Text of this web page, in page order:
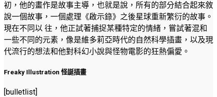
初，他的畫作是故事主導，也就是說，所有的部分結合起來敘
說一個故事，一個處理《啟示錄》之後星球重新繁衍的故事。
現在不同以 往，他正試著捕捉某種特定的情緒，嘗試著混和
一些不同的元素，像是維多莉亞時代的自然科學插畫，以及現
代流行的想法和他對科幻小說與怪物電影的狂熱偏愛。
Freaky Illustration 怪誕插畫
[bulletlist]